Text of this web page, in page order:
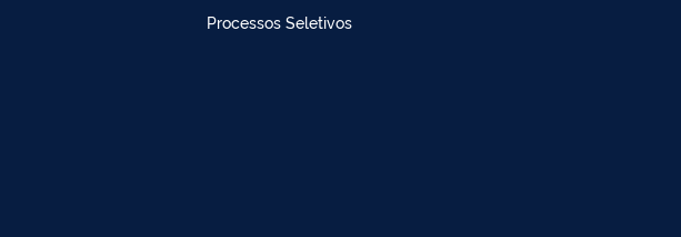
Processos Seletivos